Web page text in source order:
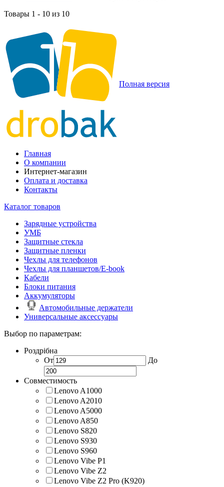
Товары 1 - 10 из 10
Полная версия
Главная
О компании
Интернет-магазин
Оплата и доставка
Контакты
Каталог товаров
Зарядные устройства
УМБ
Защитные стекла
Защитные пленки
Чехлы для телефонов
Чехлы для планшетов/E-book
Кабели
Блоки питания
Аккумуляторы
Автомобильные держатели
Универсальные аксессуары
Выбор по параметрам:
Роздрібна
От
До
Совместимость
Lenovo A1000
Lenovo A2010
Lenovo A5000
Lenovo A850
Lenovo S820
Lenovo S930
Lenovo S960
Lenovo Vibe P1
Lenovo Vibe Z2
Lenovo Vibe Z2 Pro (K920)